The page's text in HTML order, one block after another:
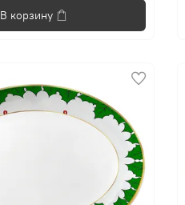
В корзину